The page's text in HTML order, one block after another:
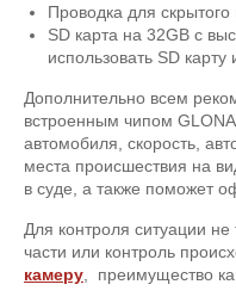
Проводка для
SD карта на 32GB с
использовать SD карту
Дополнительно всем
встроенным чипом
автомобиля, скорость,
места происшествия на
в суде, а также поможет
Для контроля ситуации
части или контроль
камеру , преимущество